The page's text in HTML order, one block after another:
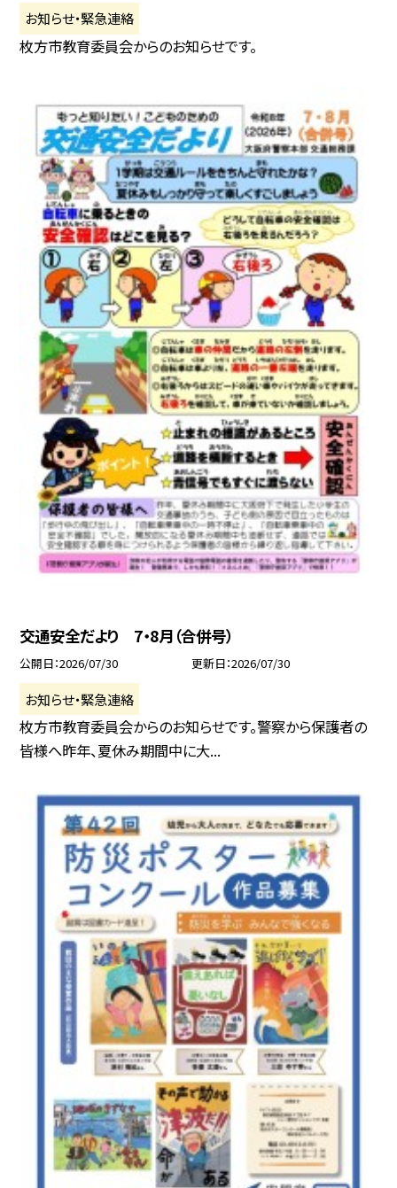
お知らせ・緊急連絡
枚方市教育委員会からのお知らせです。
交通安全だより 7・8月（合併号）
公開日 2026/07/30 更新日 2026/07/30
お知らせ・緊急連絡
枚方市教育委員会からのお知らせです。警察から保護者の
皆様へ昨年、夏休み期間中に大...